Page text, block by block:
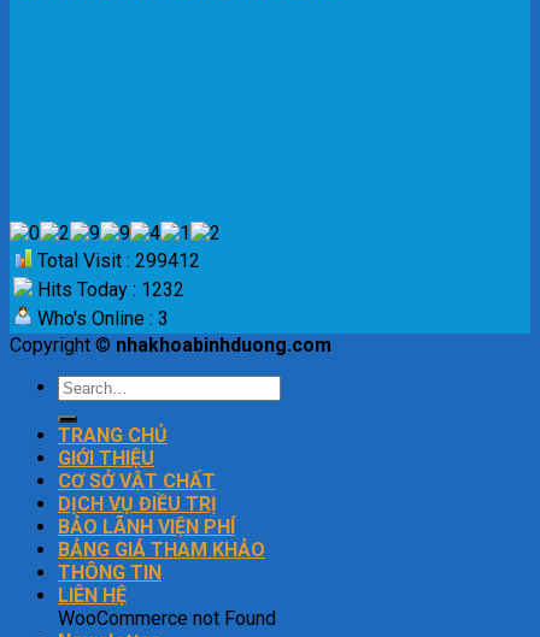
Total Visit : 299412
Hits Today : 1232
Who's Online : 3
Copyright © nhakhoabinhduong.com
TRANG CHỦ
GIỚI THIỆU
CƠ SỞ VẬT CHẤT
DỊCH VỤ ĐIỀU TRỊ
BẢO LÃNH VIỆN PHÍ
BẢNG GIÁ THAM KHẢO
THÔNG TIN
LIÊN HỆ
WooCommerce not Found